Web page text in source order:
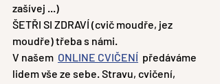
zašívej ...)
ŠETŘI SI ZDRAVÍ (cvič moudře, jez
moudře) třeba s námi.
V našem ONLINE CVIČENÍ předáváme
lidem vše ze sebe. Stravu, cvičení,